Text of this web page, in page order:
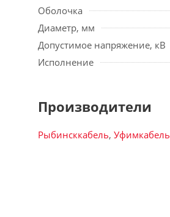
Оболочка
Диаметр, мм
Допустимое напряжение, кВ
Исполнение
Производители
Рыбинсккабель, Уфимкабель